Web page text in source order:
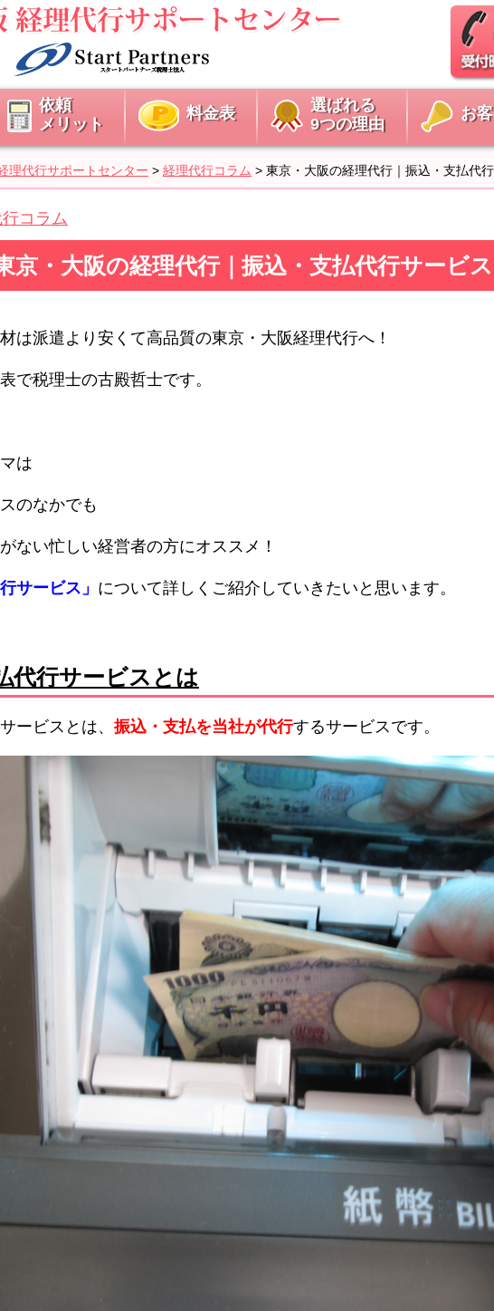
依頼
メリット
料金表
選ばれる
9つの理由
お
理代行サポートセンター > 経理代行コラム > 東京・大阪の経理代行｜振込・支払代
コラム
京・大阪の経理代行｜振込・支払代行サービ
は派遣より安くて高品質の東京・大阪経理代行へ！
で税理士の古殿哲士です。
は
のなかでも
ない忙しい経営者の方にオススメ！
サービス」 について詳しくご紹介していきたいと思います。
代行サービスとは
ービスとは、 振込・支払を当社が代行するサービスです。